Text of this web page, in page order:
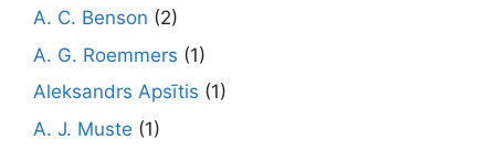
A. C. Benson (2)
A. G. Roemmers (1)
Aleksandrs Apsītis (1)
A. J. Muste (1)